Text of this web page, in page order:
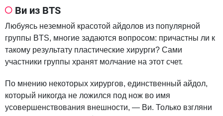
Ви из BTS
Любуясь неземной красотой айдолов из популярной
группы BTS, многие задаются вопросом: причастны ли к
такому результату пластические хирурги? Сами
участники группы хранят молчание на этот счет.
По мнению некоторых хирургов, единственный айдол,
который никогда не ложился под нож во имя
усовершенствования внешности, — Ви. Только взгляни